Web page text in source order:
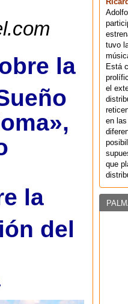
la
la
del
tuvo
Está
el
en
que